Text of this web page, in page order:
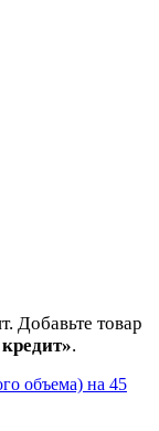
Добавьте товар
.
объема) на 45